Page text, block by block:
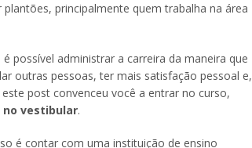
principalmente quem trabalha na área
possível administrar a carreira da maneira que
outras pessoas, ter mais satisfação pessoal e,
post convenceu você a entrar no curso,
no vestibular.
é contar com uma instituição de ensino